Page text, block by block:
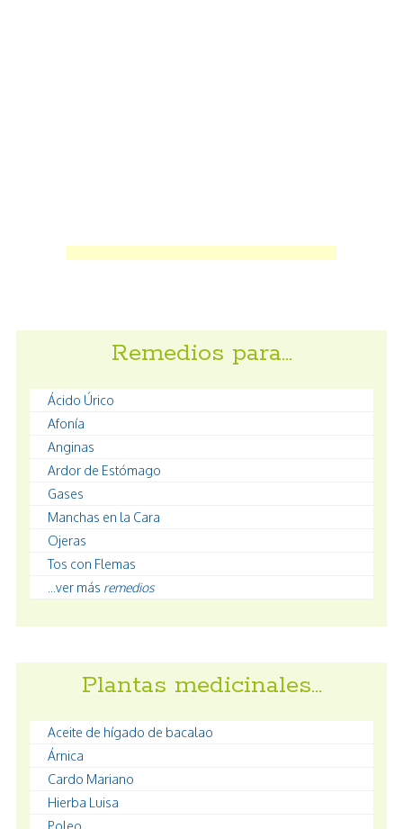
Remedios para…
Ácido Úrico
Afonía
Anginas
Ardor de Estómago
Gases
Manchas en la Cara
Ojeras
Tos con Flemas
...ver más remedios
Plantas medicinales…
Aceite de hígado de bacalao
Árnica
Cardo Mariano
Hierba Luisa
Poleo